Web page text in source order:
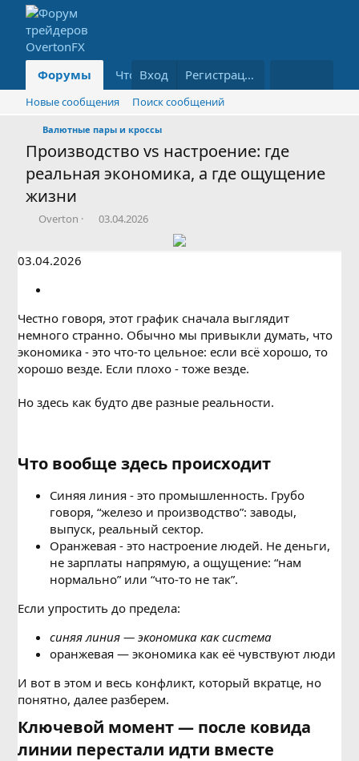
Форумы Что нового? Информация
Вход Регистрация
Новые сообщения Поиск сообщений
Валютные пары и кроссы
Производство vs настроение: где
реальная экономика, а где ощущение
жизни
А
о
т
м
ы
Overton
Д
а
л
а
03.04.2026
03.04.2026
Честно говоря, этот график сначала выглядит
немного странно. Обычно мы привыкли думать, что
экономика - это что-то цельное: если всё хорошо, то
хорошо везде. Если плохо - тоже везде.
Но здесь как будто две разные реальности.
Что вообще здесь происходит​
Синяя линия - это промышленность. Грубо
говоря, “железо и производство”: заводы,
выпуск, реальный сектор.
Оранжевая - это настроение людей. Не деньги,
не зарплаты напрямую, а ощущение: “нам
нормально” или “что-то не так”.
Если упростить до предела:
синяя линия — экономика как система
оранжевая — экономика как её чувствуют люди
И вот в этом и весь конфликт, который вкратце, но
понятно, далее разберем.
Ключевой момент — после ковида
линии перестали идти вместе​